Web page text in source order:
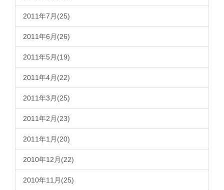
2011年7月(25)
2011年6月(26)
2011年5月(19)
2011年4月(22)
2011年3月(25)
2011年2月(23)
2011年1月(20)
2010年12月(22)
2010年11月(25)